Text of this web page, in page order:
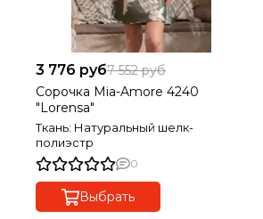
3 776 руб7 552 руб
Сорочка Mia-Amore 4240
"Lorensa"
Ткань: Натуральный шелк-
полиэстр
0
Выбрать